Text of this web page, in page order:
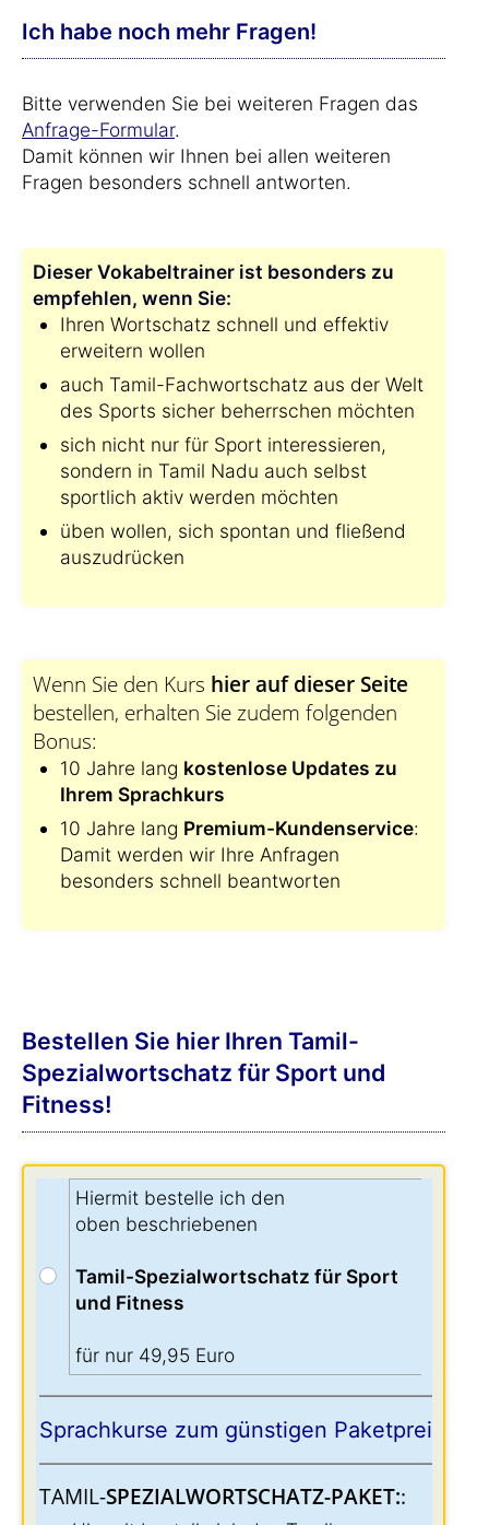
Ich habe noch mehr Fragen!
Bitte verwenden Sie bei weiteren Fragen das
Anfrage-Formular.
Damit können wir Ihnen bei allen weiteren
Fragen besonders schnell antworten.
Dieser Vokabeltrainer ist besonders zu
empfehlen, wenn Sie:
Ihren Wortschatz schnell und effektiv
erweitern wollen
auch Tamil-Fachwortschatz aus der Welt
des Sports sicher beherrschen möchten
sich nicht nur für Sport interessieren,
sondern in Tamil Nadu auch selbst
sportlich aktiv werden möchten
üben wollen, sich spontan und fließend
auszudrücken
Wenn Sie den Kurs hier auf dieser Seite
bestellen, erhalten Sie zudem folgenden
Bonus:
10 Jahre lang kostenlose Updates zu
Ihrem Sprachkurs
10 Jahre lang Premium-Kundenservice:
Damit werden wir Ihre Anfragen
besonders schnell beantworten
Bestellen Sie hier Ihren Tamil-
Spezialwortschatz für Sport und
Fitness!
Hiermit bestelle ich den
oben beschriebenen
Tamil-Spezialwortschatz für Sport
und Fitness
für nur 49,95 Euro
Sprachkurse zum günstigen Paketpreis:
TAMIL-SPEZIALWORTSCHATZ-PAKET::